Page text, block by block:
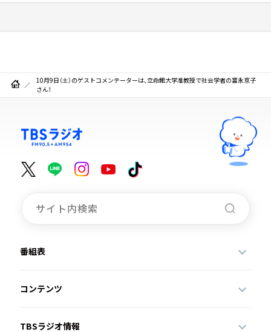
10月9日（土）のゲストコメンテーターは、立命館大学准教授で社会学者の富永京子
さん！
番組表
コンテンツ
TBSラジオ情報